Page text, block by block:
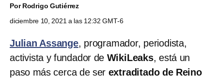
PorRodrigo Gutiérrez
diciembre 10, 2021 a las 12:32 GMT-6
Julian Assange, programador, periodista,
activista y fundador de WikiLeaks, está un
paso más cerca de ser extraditado de Reino